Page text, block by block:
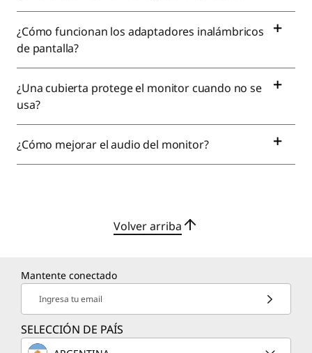
¿Cómo funcionan los adaptadores inalámbricos
de pantalla?
¿Una cubierta protege el monitor cuando no se
usa?
¿Cómo mejorar el audio del monitor?
Volver arriba
Mantente conectado
Ingresa tu email
SELECCIÓN DE PAÍS